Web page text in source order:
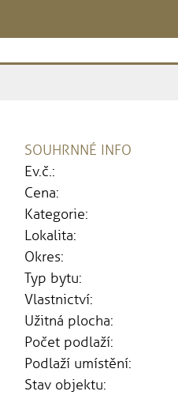
SOUHRNNÉ INFO
Ev.č.:
Cena:
Kategorie:
Lokalita:
Okres:
Typ bytu:
Vlastnictví:
Užitná plocha:
Počet podlaží:
Podlaží umístění:
Stav objektu: